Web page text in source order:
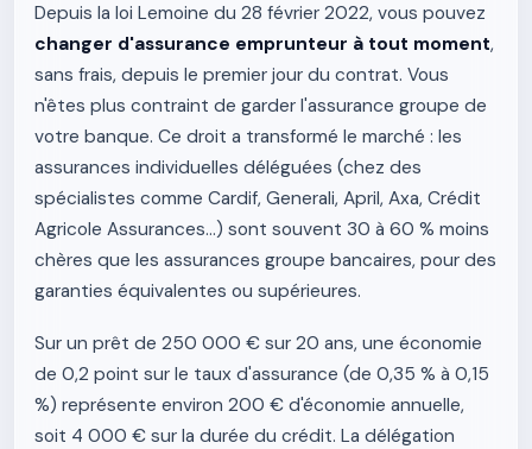
Depuis la loi Lemoine du 28 février 2022, vous pouvez
changer d'assurance emprunteur à tout moment,
sans frais, depuis le premier jour du contrat. Vous
n'êtes plus contraint de garder l'assurance groupe de
votre banque. Ce droit a transformé le marché : les
assurances individuelles déléguées (chez des
spécialistes comme Cardif, Generali, April, Axa, Crédit
Agricole Assurances…) sont souvent 30 à 60 % moins
chères que les assurances groupe bancaires, pour des
garanties équivalentes ou supérieures.
Sur un prêt de 250 000 € sur 20 ans, une économie
de 0,2 point sur le taux d'assurance (de 0,35 % à 0,15
%) représente environ 200 € d'économie annuelle,
soit 4 000 € sur la durée du crédit. La délégation